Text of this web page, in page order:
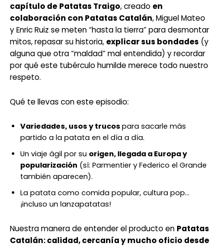
capítulo de Patatas Traigo, creado en
colaboración con Patatas Catalán, Miguel Mateo
y Enric Ruiz se meten “hasta la tierra” para desmontar
mitos, repasar su historia, explicar sus bondades (y
alguna que otra “maldad” mal entendida) y recordar
por qué este tubérculo humilde merece todo nuestro
respeto.
Qué te llevas con este episodio:
Variedades, usos y trucos para sacarle más
partido a la patata en el día a día.
Un viaje ágil por su origen, llegada a Europa y
popularización (sí: Parmentier y Federico el Grande
también aparecen).
La patata como comida popular, cultura pop…
¡incluso un lanzapatatas!
Nuestra manera de entender el producto en Patatas
Catalán: calidad, cercanía y mucho oficio desde